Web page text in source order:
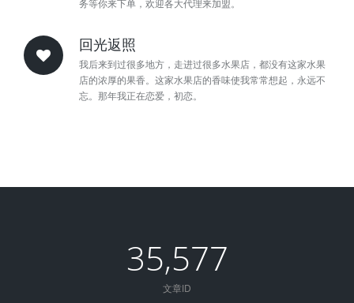
务等你来下单，欢迎各大代理来加盟。
回光返照
我后来到过很多地方，走进过很多水果店，都没有这家水果
店的浓厚的果香。这家水果店的香味使我常常想起，永远不
忘。那年我正在恋爱，初恋。
35,577
文章ID